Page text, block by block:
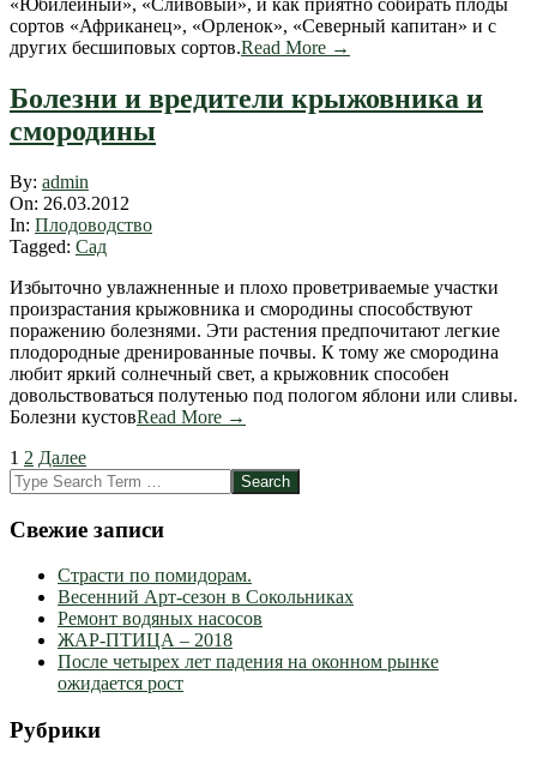
«Юбилейный», «Сливовый», и как приятно собирать плоды
сортов «Африканец», «Орленок», «Северный капитан» и с
других бесшиповых сортов.Read More →
Болезни и вредители крыжовника и
смородины
2012-
03-
26
By: admin
On: 26.03.2012
In: Плодоводство
Tagged: Сад
Избыточно увлажненные и плохо проветриваемые участки
произрастания крыжовника и смородины способствуют
поражению болезнями. Эти растения предпочитают легкие
плодородные дренированные почвы. К тому же смородина
любит яркий солнечный свет, а крыжовник способен
довольствоваться полутенью под пологом яблони или сливы.
Болезни кустовRead More →
Пагинация
записей
1 2 Далее
Search
Свежие записи
Страсти по помидорам.
Весенний Арт-сезон в Сокольниках
Ремонт водяных насосов
ЖАР-ПТИЦА – 2018
После четырех лет падения на оконном рынке
ожидается рост
Рубрики